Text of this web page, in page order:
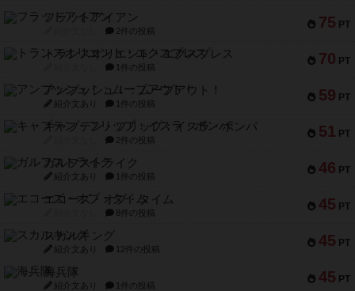
75 PT
フラットアイアン
2件の投稿
70 PT
トランスオリエント・エクスプレス
1件の投稿
59 PT
アンブッシュ！：ムーブアウト！
紹介文あり 1件の投稿
51 PT
キャプテン・フリップ：イスラ・ボンバ
2件の投稿
46 PT
ガルフストライク
紹介文あり 1件の投稿
45 PT
エコーズ・オブ・タイム
8件の投稿
45 PT
スカルキング
紹介文あり 12件の投稿
45 PT
海兵隊
紹介文あり 1件の投稿